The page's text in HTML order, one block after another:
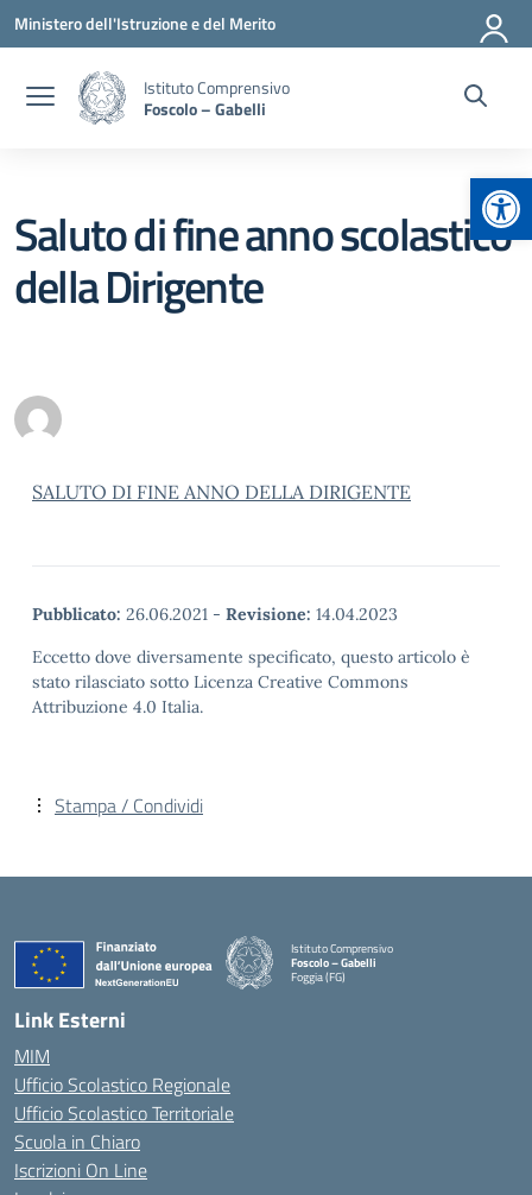
Vai ai contenuti
Vai al menu di navigazione
Vai al footer
Ministero dell'Istruzione e del Merito
Istituto Comprensivo
Foscolo – Gabelli
Saluto di fine anno scolastico
della Dirigente
SALUTO DI FINE ANNO DELLA DIRIGENTE
Pubblicato: 26.06.2021 - Revisione: 14.04.2023
Eccetto dove diversamente specificato, questo articolo è
stato rilasciato sotto Licenza Creative Commons
Attribuzione 4.0 Italia.
Stampa / Condividi
Istituto Comprensivo
Foscolo – Gabelli
Foggia (FG)
— Visita la pagina iniziale della scuola
Link Esterni
MIM
Ufficio Scolastico Regionale
Ufficio Scolastico Territoriale
Scuola in Chiaro
Iscrizioni On Line